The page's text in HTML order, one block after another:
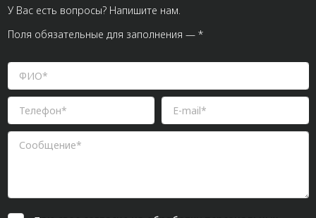
У Вас есть вопросы? Напишите нам.
Поля обязательные для заполнения — *